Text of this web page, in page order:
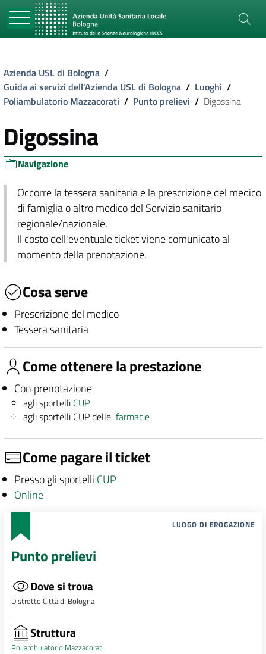
Azienda USL di Bologna /
Guida ai servizi dell'Azienda USL di Bologna / Luoghi /
Poliambulatorio Mazzacorati / Punto prelievi / Digossina
Digossina
Navigazione
Occorre la tessera sanitaria e la prescrizione del medico
di famiglia o altro medico del Servizio sanitario
regionale/nazionale.
Il costo dell'eventuale ticket viene comunicato al
momento della prenotazione.
Cosa serve
Prescrizione del medico
Tessera sanitaria
Come ottenere la prestazione
Con prenotazione
agli sportelli CUP
agli sportelli CUP dellefarmacie
Come pagare il ticket
Presso gli sportelli CUP
Online
LUOGO DI EROGAZIONE
Punto prelievi
Dove si trova
Distretto Città di Bologna
Struttura
Poliambulatorio Mazzacorati